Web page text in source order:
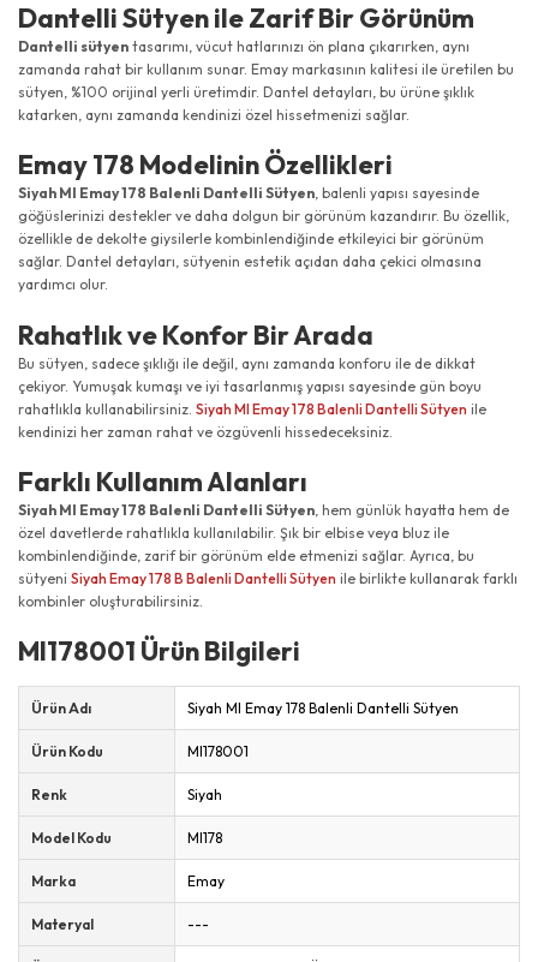
Dantelli Sütyen ile Zarif Bir Görünüm
Dantelli sütyen tasarımı, vücut hatlarınızı ön plana çıkarırken, aynı
zamanda rahat bir kullanım sunar. Emay markasının kalitesi ile üretilen bu
sütyen, %100 orijinal yerli üretimdir. Dantel detayları, bu ürüne şıklık
katarken, aynı zamanda kendinizi özel hissetmenizi sağlar.
Emay 178 Modelinin Özellikleri
Siyah MI Emay 178 Balenli Dantelli Sütyen, balenli yapısı sayesinde
göğüslerinizi destekler ve daha dolgun bir görünüm kazandırır. Bu özellik,
özellikle de dekolte giysilerle kombinlendiğinde etkileyici bir görünüm
sağlar. Dantel detayları, sütyenin estetik açıdan daha çekici olmasına
yardımcı olur.
Rahatlık ve Konfor Bir Arada
Bu sütyen, sadece şıklığı ile değil, aynı zamanda konforu ile de dikkat
çekiyor. Yumuşak kumaşı ve iyi tasarlanmış yapısı sayesinde gün boyu
rahatlıkla kullanabilirsiniz. Siyah MI Emay 178 Balenli Dantelli Sütyen ile
kendinizi her zaman rahat ve özgüvenli hissedeceksiniz.
Farklı Kullanım Alanları
Siyah MI Emay 178 Balenli Dantelli Sütyen , hem günlük hayatta hem de
özel davetlerde rahatlıkla kullanılabilir. Şık bir elbise veya bluz ile
kombinlendiğinde, zarif bir görünüm elde etmenizi sağlar. Ayrıca, bu
sütyeni Siyah Emay 178 B Balenli Dantelli Sütyen ile birlikte kullanarak farklı
kombinler oluşturabilirsiniz.
MI178001 Ürün Bilgileri
Ürün Adı Siyah MI Emay 178 Balenli Dantelli Sütyen
Ürün Kodu MI178001
Renk Siyah
Model Kodu MI178
Marka Emay
Materyal ---